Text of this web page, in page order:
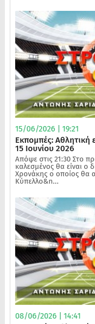
15/06/2026 | 19:21
Εκπομπές:
15 Ιουνίου 2026
Απόψε στις 21:30 Στο
καλεσμένος θα είναι
Χρονάκης ο οποίος θα
Κύπελλο&n...
08/06/2026 | 14:41